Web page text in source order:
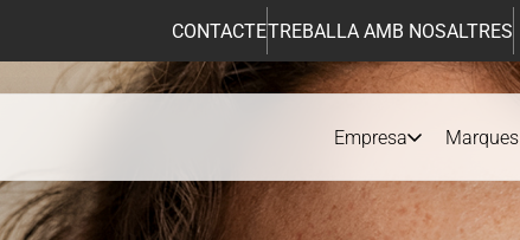
CONTACTETREBALLA AMB NOSALTRES
Empresa Marques